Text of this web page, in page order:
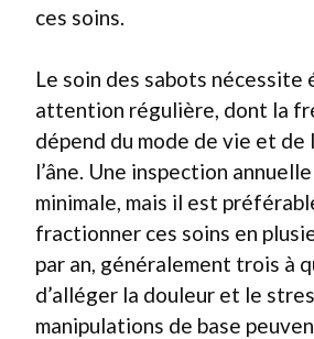
ces soins.
Le soin des sabots nécessite
attention régulière, dont la
dépend du mode de vie et de
l’âne. Une inspection
minimale, mais il est
fractionner ces soins en
par an, généralement trois à
d’alléger la douleur et le
manipulations de base